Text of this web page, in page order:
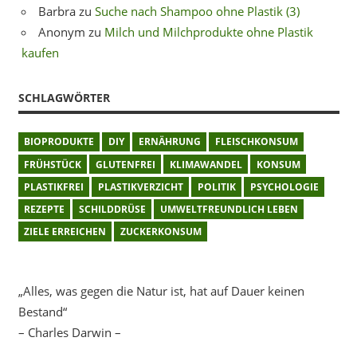
Barbra zu Suche nach Shampoo ohne Plastik (3)
Anonym zu Milch und Milchprodukte ohne Plastik
kaufen
SCHLAGWÖRTER
BIOPRODUKTE DIY ERNÄHRUNG
FLEISCHKONSUM
FRÜHSTÜCK
GLUTENFREI KLIMAWANDEL
KONSUM
PLASTIKFREI
PLASTIKVERZICHT POLITIK
PSYCHOLOGIE
REZEPTE
SCHILDDRÜSE
UMWELTFREUNDLICH LEBEN
ZIELE ERREICHEN
ZUCKERKONSUM
„Alles, was gegen die Natur ist, hat auf Dauer keinen
Bestand“
– Charles Darwin –